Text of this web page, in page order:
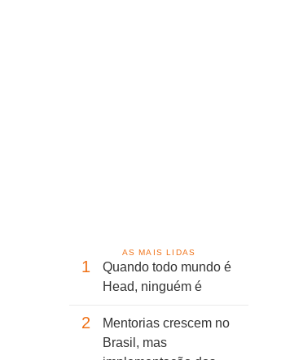
AS MAIS LIDAS
1
Quando todo mundo é
Head, ninguém é
2
Mentorias crescem no
Brasil, mas